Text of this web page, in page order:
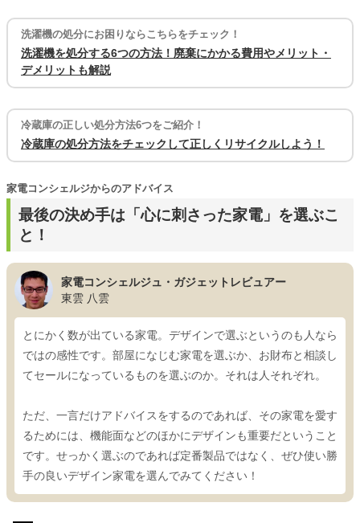
洗濯機の処分にお困りならこちらをチェック！
洗濯機を処分する6つの方法！廃棄にかかる費用やメリット・
デメリットも解説
冷蔵庫の正しい処分方法6つをご紹介！
冷蔵庫の処分方法をチェックして正しくリサイクルしよう！
最後の決め手は「心に刺さった家電」を選ぶこ
と！
家電コンシェルジからのアドバイス
家電コンシェルジュ・ガジェットレビュアー
東雲 八雲
とにかく数が出ている家電。デザインで選ぶというのも人なら
ではの感性です。部屋になじむ家電を選ぶか、お財布と相談し
てセールになっているものを選ぶのか。それは人それぞれ。
ただ、一言だけアドバイスをするのであれば、その家電を愛す
るためには、機能面などのほかにデザインも重要だということ
です。せっかく選ぶのであれば定番製品ではなく、ぜひ使い勝
手の良いデザイン家電を選んでみてください！